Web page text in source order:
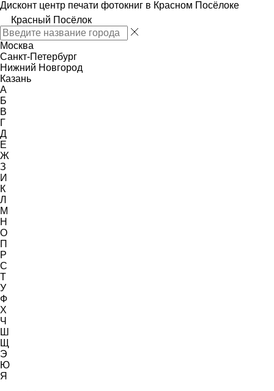
Дисконт центр печати фотокниг в Красном Посёлоке
Красный Посёлок
Москва
Санкт-Петербург
Нижний Новгород
Казань
А
Б
В
Г
Д
Е
Ж
З
И
К
Л
М
Н
О
П
Р
С
Т
У
Ф
Х
Ч
Ш
Щ
Э
Ю
Я